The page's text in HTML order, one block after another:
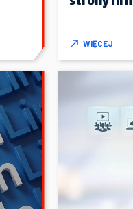
WIĘCEJ